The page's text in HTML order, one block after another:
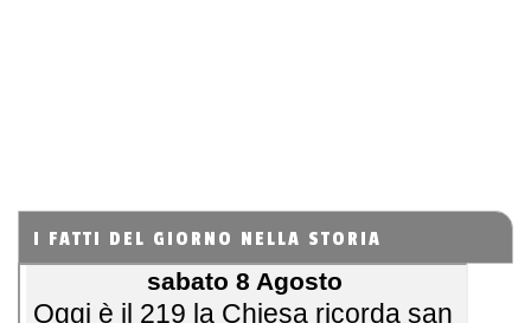
I FATTI DEL GIORNO NELLA STORIA